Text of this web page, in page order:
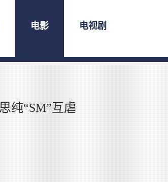
电影 电视剧
纯“SM”互虐